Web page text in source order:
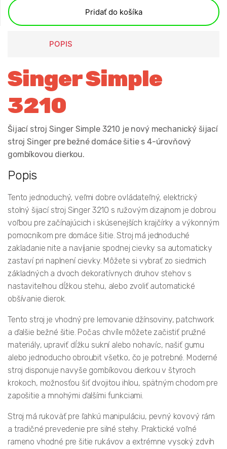
Pridať do košíka
POPIS
Singer Simple
3210
Šijací stroj Singer Simple 3210 je nový mechanický šijací
stroj Singer pre bežné domáce šitie s 4-úrovňový
gombíkovou dierkou.
Popis
Tento jednoduchý, veľmi dobre ovládateľný, elektrický
stolný šijací stroj Singer 3210 s ružovým dizajnom je dobrou
voľbou pre začínajúcich i skúsenejších krajčírky a výkonným
pomocníkom pre domáce šitie. Stroj má jednoduché
zakladanie nite a navíjanie spodnej cievky sa automaticky
zastaví pri naplnení cievky. Môžete si vybrať zo siedmich
základných a dvoch dekoratívnych druhov stehov s
nastaviteľnou dĺžkou stehu, alebo zvoliť automatické
obšívanie dierok.
Tento stroj je vhodný pre lemovanie džínsoviny, patchwork
a ďalšie bežné šitie. Počas chvíle môžete začistiť pružné
materiály, upraviť dĺžku sukní alebo nohavíc, našiť gumu
alebo jednoducho obroubit všetko, čo je potrebné. Moderné
stroj disponuje navyše gombíkovou dierkou v štyroch
krokoch, možnosťou šiť dvojitou ihlou, spätným chodom pre
zapošitie a mnohými ďalšími funkciami.
Stroj má rukoväť pre ľahkú manipuláciu, pevný kovový rám
a tradičné prevedenie pre silné stehy. Praktické voľné
rameno vhodné pre šitie rukávov a extrémne vysoký zdvih